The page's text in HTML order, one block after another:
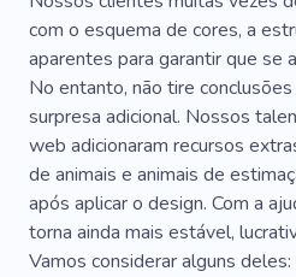
com o esquema de cores, a
aparentes para garantir que se
No entanto, não tire
surpresa adicional. Nossos
web adicionaram recursos
de animais e animais de
após aplicar o design. Com a
torna ainda mais estável,
Vamos considerar alguns deles: